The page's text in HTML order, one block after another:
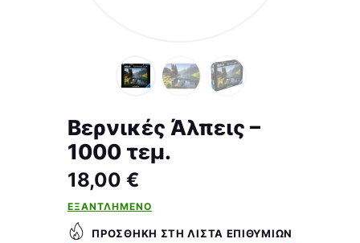
Βερνικές Άλπεις –
1000 τεμ.
18,00 €
ΕΞΑΝΤΛΗΜΈΝΟ
ΠΡΟΣΘΉΚΗ ΣΤΗ ΛΊΣΤΑ ΕΠΙΘΥΜΙΏΝ